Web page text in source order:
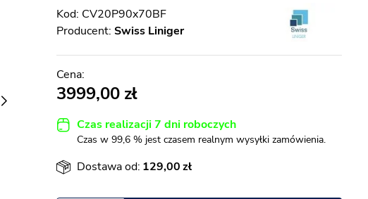
CV20P90x70BF
Producent: Swiss Liniger
3999,00
Czas realizacji 7 dni roboczych
Czas w 99,6 % jest czasem realnym wysyłki zamówienia.
Dostawa od: 129,00